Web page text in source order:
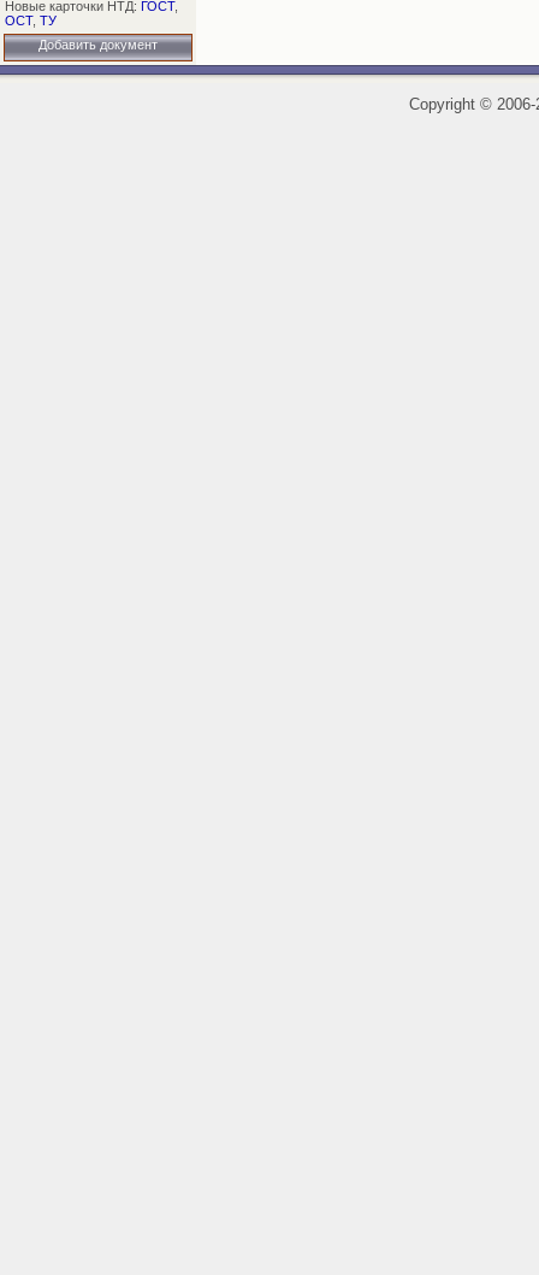
Новые карточки НТД: ГОСТ,
ОСТ, ТУ
Добавить документ
Copyright ©